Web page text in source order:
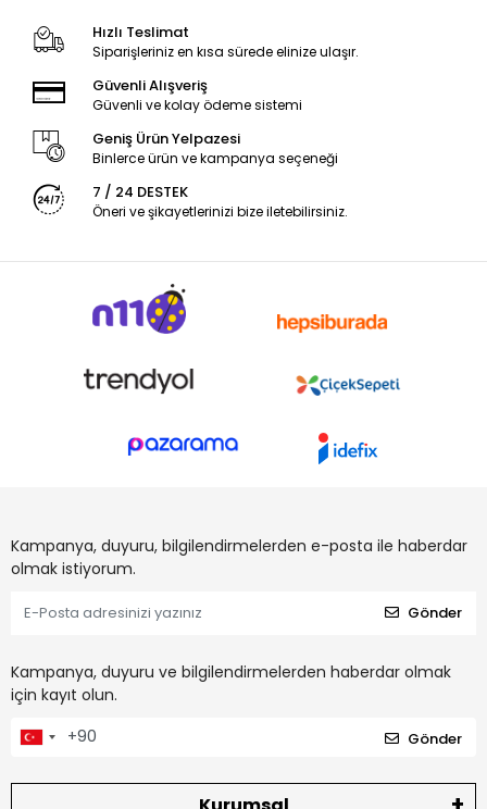
Hızlı Teslimat
Siparişleriniz en kısa sürede elinize ulaşır.
Güvenli Alışveriş
Güvenli ve kolay ödeme sistemi
Geniş Ürün Yelpazesi
Binlerce ürün ve kampanya seçeneği
7 / 24 DESTEK
Öneri ve şikayetlerinizi bize iletebilirsiniz.
Kampanya, duyuru, bilgilendirmelerden e-posta ile haberdar
olmak istiyorum.
Gönder
Kampanya, duyuru ve bilgilendirmelerden haberdar olmak
için kayıt olun.
Gönder